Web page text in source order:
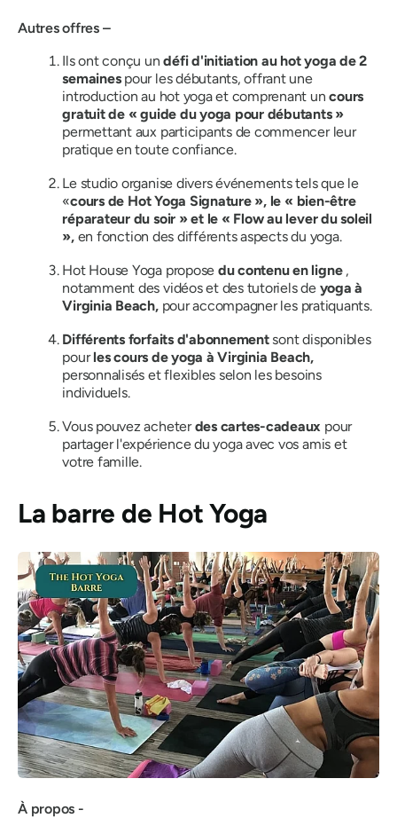
Autres offres –
Ils ont conçu undéfi d'initiation au hot yoga de 2
semaines pour les débutants, offrant une
introduction au hot yoga et comprenant un cours
gratuit de « guide du yoga pour débutants »
permettant aux participants de commencer leur
pratique en toute confiance.
Le studio organise divers événements tels que le
«cours de Hot Yoga Signature », le « bien-être
réparateur du soir » et le « Flow au lever du soleil
»,en fonction des différents aspects du yoga.
Hot House Yoga propose du contenu en ligne ,
notamment des vidéos et des tutoriels de yoga à
Virginia Beach,pour accompagner les pratiquants.
Différents forfaits d'abonnementsont disponibles
pourles cours de yoga à Virginia Beach,
personnalisés et flexibles selon les besoins
individuels.
Vous pouvez acheterdes cartes-cadeaux pour
partager l'expérience du yoga avec vos amis et
votre famille.
La barre de Hot Yoga
À propos -